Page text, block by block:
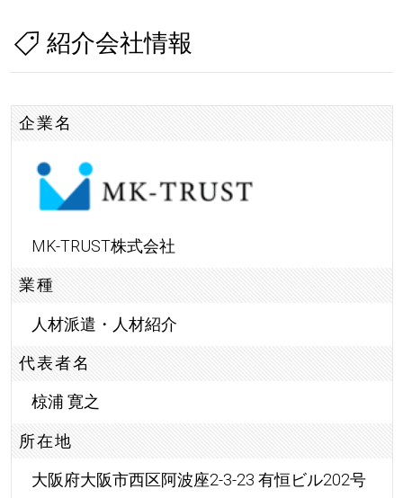
紹介会社情報
企業名
MK-TRUST株式会社
業種
人材派遣・人材紹介
代表者名
椋浦 寛之
所在地
大阪府大阪市西区阿波座2-3-23 有恒ビル202号